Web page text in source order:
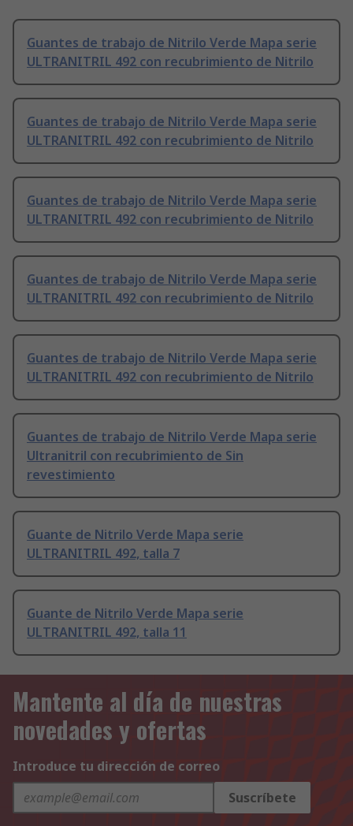
Guantes de trabajo de Nitrilo Verde Mapa serie
ULTRANITRIL 492 con recubrimiento de Nitrilo
Guantes de trabajo de Nitrilo Verde Mapa serie
ULTRANITRIL 492 con recubrimiento de Nitrilo
Guantes de trabajo de Nitrilo Verde Mapa serie
ULTRANITRIL 492 con recubrimiento de Nitrilo
Guantes de trabajo de Nitrilo Verde Mapa serie
ULTRANITRIL 492 con recubrimiento de Nitrilo
Guantes de trabajo de Nitrilo Verde Mapa serie
ULTRANITRIL 492 con recubrimiento de Nitrilo
Guantes de trabajo de Nitrilo Verde Mapa serie
Ultranitril con recubrimiento de Sin
revestimiento
Guante de Nitrilo Verde Mapa serie
ULTRANITRIL 492, talla 7
Guante de Nitrilo Verde Mapa serie
ULTRANITRIL 492, talla 11
Mantente al día de nuestras
novedades y ofertas
Introduce tu dirección de correo
Suscríbete